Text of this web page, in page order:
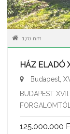
170 nm
HÁZ ELADÓ
Budapest,
BUDAPEST
FORGALOMTÓL
125.000.000